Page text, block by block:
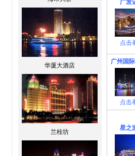
华厦大酒店
兰桂坊
广发
点击
广州国
点击
星之